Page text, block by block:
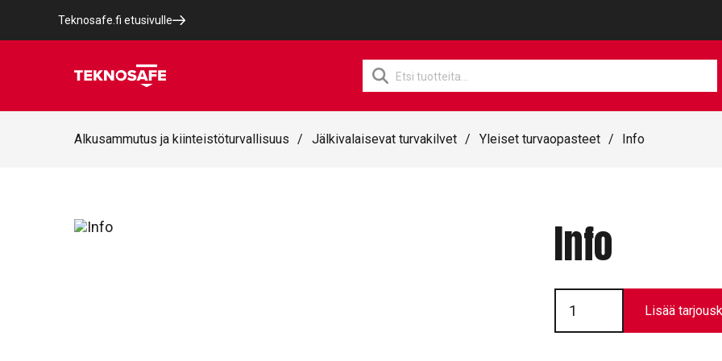
Teknosafe.fi etusivulle
Products
search
Alkusammutus ja kiinteistöturvallisuus / Jälkivalaisevat turvakilvet / Yleiset turvaopasteet / Info
Info
Info
määrä
Lisää